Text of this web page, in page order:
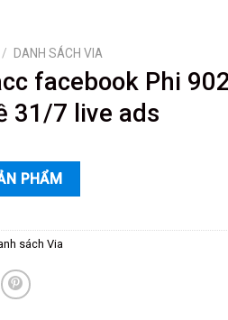
/ DANH SÁCH VIA
facebook Phi 902
31/7 live ads
PHẨM
sách Via